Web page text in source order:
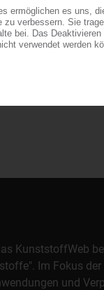
KunststoffWeb
Im Fokus
und